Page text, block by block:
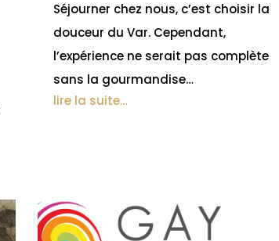
Séjourner chez nous, c’est choisir la
douceur du Var. Cependant,
l’expérience ne serait pas complète
sans la gourmandise…
lire la suite…